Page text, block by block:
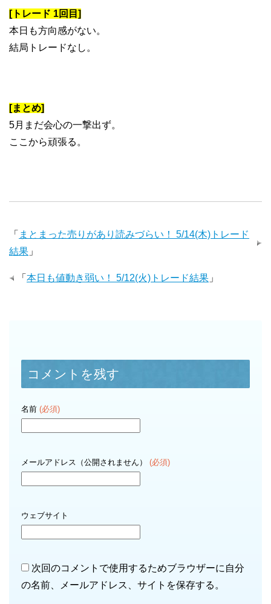
[トレード 1回目]
本日も方向感がない。
結局トレードなし。
[まとめ]
5月まだ会心の一撃出ず。
ここから頑張る。
「 まとまった売りがあり読みづらい！ 5/14(木)トレード
結果 」
「 本日も値動き弱い！ 5/12(火)トレード結果 」
コメントを残す
名前 (必須)
メールアドレス（公開されません） (必須)
ウェブサイト
次回のコメントで使用するためブラウザーに自分
の名前、メールアドレス、サイトを保存する。